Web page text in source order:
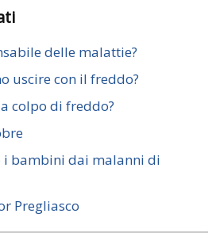
delle malattie?
uscire con il freddo?
colpo di freddo?
i bambini dai malanni di
Pregliasco